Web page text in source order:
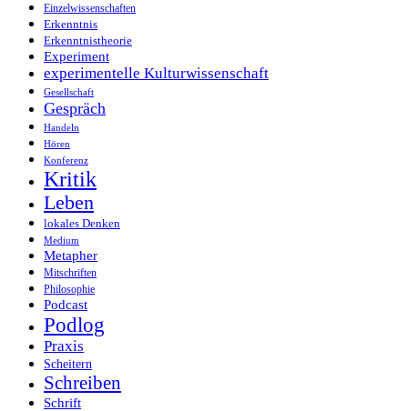
Einzelwissenschaften
Erkenntnis
Erkenntnistheorie
Experiment
experimentelle Kulturwissenschaft
Gesellschaft
Gespräch
Handeln
Hören
Konferenz
Kritik
Leben
lokales Denken
Medium
Metapher
Mitschriften
Philosophie
Podcast
Podlog
Praxis
Scheitern
Schreiben
Schrift